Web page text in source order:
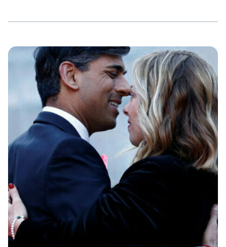
Verdächtige festgenommen. Die Italienerin Ilaria S. und
der deutsche Staatsangehörige Tobias E. sitzen seitdem
in Budapest in Untersuchungshaft, die ebenfalls aus
Deutschland stammende Anna M. erhielt […]